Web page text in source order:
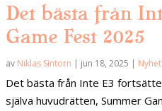
Det bästa från
Game Fest 2025
av Niklas Sintorn | jun 18, 2025 |
Det bästa från Inte E3
själva huvudrätten, Summer